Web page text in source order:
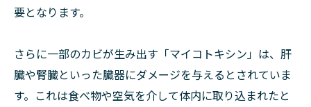
要となります。
さらに一部のカビが生み出す「マイコトキシン」は、肝
臓や腎臓といった臓器にダメージを与えるとされていま
す。これは食べ物や空気を介して体内に取り込まれたと